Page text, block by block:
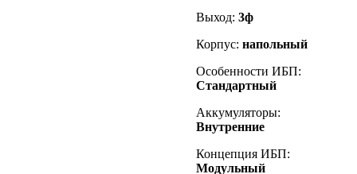
Выход: 3ф
Корпус: напольный
Особенности ИБП:
Стандартный
Аккумуляторы:
Внутренние
Концепция ИБП:
Модульный